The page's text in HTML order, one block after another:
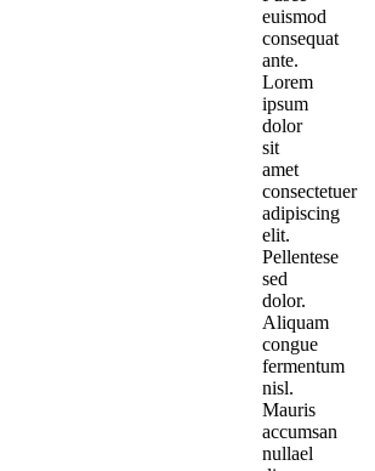
euismod
consequat
ante.
Lorem
ipsum
dolor
sit
amet
consectetuer
adipiscing
elit.
Pellentese
sed
dolor.
Aliquam
congue
fermentum
nisl.
Mauris
accumsan
nullael